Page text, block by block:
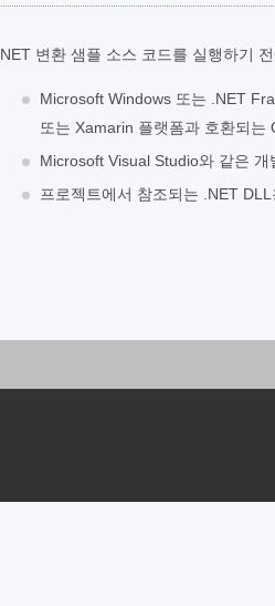
.NET 변환 샘플 소스 코드를 실행하기
Microsoft Windows 또는 .NET
또는 Xamarin 플랫폼과 호환되는
Microsoft Visual Studio와 같은 개
프로젝트에서 참조되는 .NET